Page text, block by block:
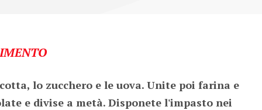
lo zucchero e le uova. Unite poi farina e
e divise a metà. Disponete l'impasto nei